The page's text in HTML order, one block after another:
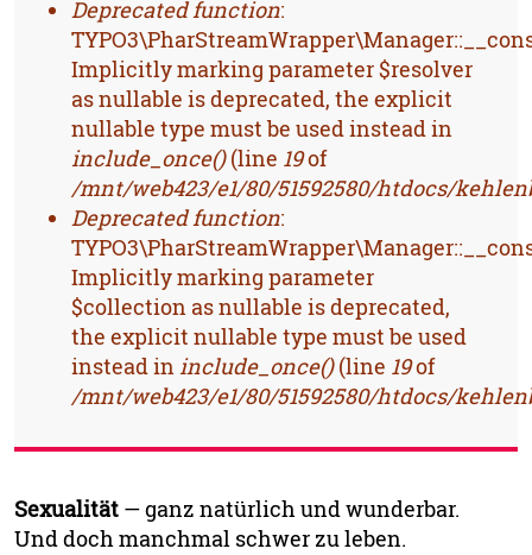
Deprecated function:
Implicitly marking parameter $resolver
as nullable is deprecated, the explicit
nullable type must be used instead in
include_once()(line 19of
/mnt/web423/e1/80/51592580/htdocs/
Deprecated function:
Implicitly marking parameter
$collection as nullable is deprecated,
the explicit nullable type must be used
instead in include_once()(line 19of
/mnt/web423/e1/80/51592580/htdocs/
Sexualität — ganz natürlich und wunderbar.
Und doch manchmal schwer zu leben.